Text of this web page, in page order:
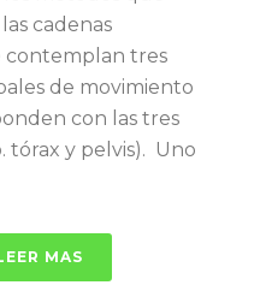
cadenas
contemplan tres
de movimiento
con las tres
tórax y pelvis). Uno
MAS